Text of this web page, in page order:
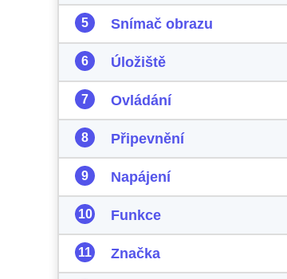
Snímač obrazu
Úložiště
Ovládání
Připevnění
Napájení
Funkce
Značka